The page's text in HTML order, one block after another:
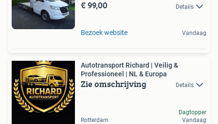
€ 99,00 Details
Bezoek website Vandaag
Autotransport Richard | Veilig &
Professioneel | NL & Europa
Zie omschrijving Details
Rotterdam
Dagtopper
Vandaag